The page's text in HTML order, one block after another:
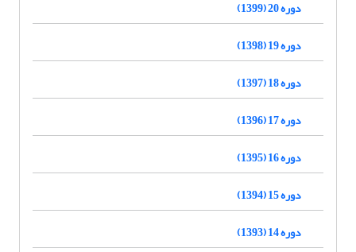
دوره 20 (1399)
دوره 19 (1398)
دوره 18 (1397)
دوره 17 (1396)
دوره 16 (1395)
دوره 15 (1394)
دوره 14 (1393)